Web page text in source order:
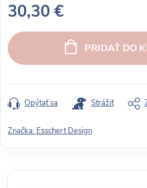
30,30 €
e
d
o
t
o
PRIDAŤ DO
Opýtať sa Strážiť
Značka: Esschert Design